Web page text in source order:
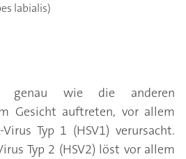
labialis)
genau wie die anderen
Gesicht auftreten, vor allem
Typ 1 (HSV1) verursacht.
Typ 2 (HSV2) löst vor allem